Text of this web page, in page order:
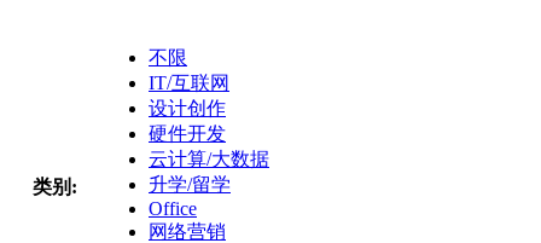
类别:
不限
IT/互联网
设计创作
硬件开发
云计算/大数据
升学/留学
Office
网络营销